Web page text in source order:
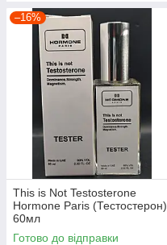
–16%
This is Not Testosterone
Hormone Paris (Тестостерон)
60мл
Готово до відправки